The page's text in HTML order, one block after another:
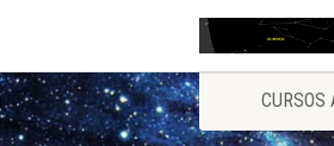
CURSOS